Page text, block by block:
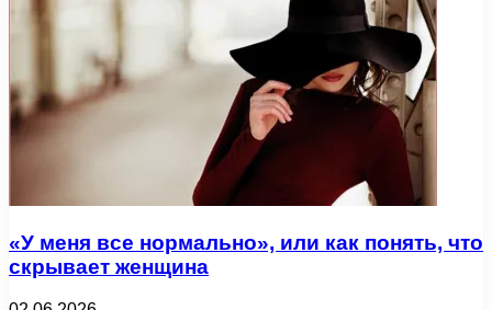
«У меня все нормально», или как понять, что
скрывает женщина